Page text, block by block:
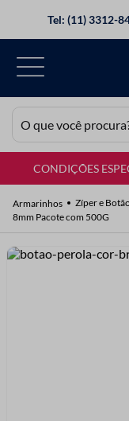
Tel: (11) 3312-
O que você procura?
CONDIÇÕES
Zíper e
8mm Pacote com 500G
TERMOS MAIS
2º
barbante
3º
botão